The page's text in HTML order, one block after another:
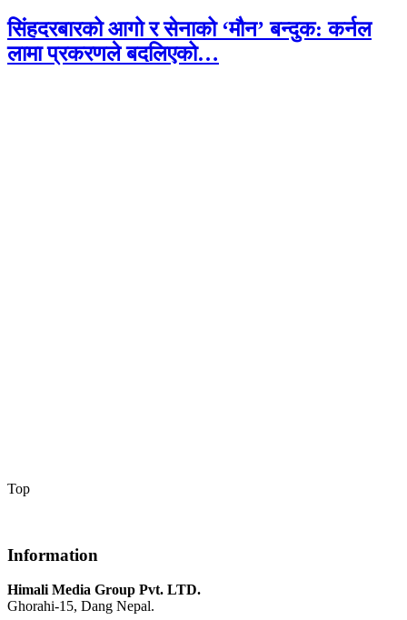
सिंहदरबारको आगो र सेनाको ‘मौन’ बन्दुक: कर्नल
लामा प्रकरणले बदलिएको…
Top
Information
Himali Media Group Pvt. LTD.
Ghorahi-15, Dang Nepal.